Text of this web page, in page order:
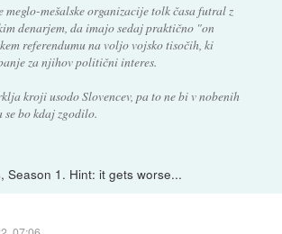
meglo-mešalske organizacije tolk časa futral z
denarjem, da imajo sedaj praktično "on
referendumu na voljo vojsko tisočih, ki
za njihov politični interes.
kroji usodo Slovencev, pa to ne bi v nobenih
bo kdaj zgodilo.
Season 1. Hint: it gets worse...